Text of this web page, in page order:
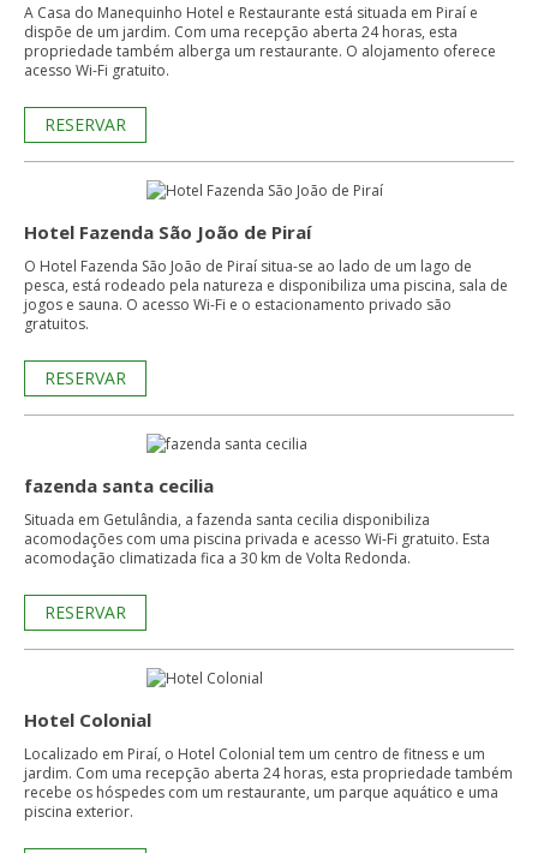
A Casa do Manequinho Hotel e Restaurante está situada em Piraí e
dispõe de um jardim. Com uma recepção aberta 24 horas, esta
propriedade também alberga um restaurante. O alojamento oferece
acesso Wi-Fi gratuito.
RESERVAR
Hotel Fazenda São João de Piraí
O Hotel Fazenda São João de Piraí situa-se ao lado de um lago de
pesca, está rodeado pela natureza e disponibiliza uma piscina, sala de
jogos e sauna. O acesso Wi-Fi e o estacionamento privado são
gratuitos.
RESERVAR
fazenda santa cecilia
Situada em Getulândia, a fazenda santa cecilia disponibiliza
acomodações com uma piscina privada e acesso Wi-Fi gratuito. Esta
acomodação climatizada fica a 30 km de Volta Redonda.
RESERVAR
Hotel Colonial
Localizado em Piraí, o Hotel Colonial tem um centro de fitness e um
jardim. Com uma recepção aberta 24 horas, esta propriedade também
recebe os hóspedes com um restaurante, um parque aquático e uma
piscina exterior.